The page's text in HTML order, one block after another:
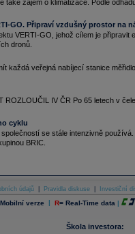
zájem o klimatizace. Podle
GO. Připraví vzdušný prostor na
VERTI-GO, jehož cílem je
dronů.
každá veřejná nabíjecí stanice
ROZLOUČIL IV ČR Po 65 letech v
cyklu
se stále intenzivně
BRIC.
údajů Pravidla diskuse Investiční
Mobilní verze | R= Real-Time data |
Škola investora: